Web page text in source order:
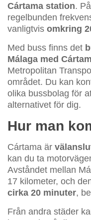
Cártama station.
regelbunden
vanligtvis omkring
Med buss finns det
Málaga med
Metropolitan
området. Du kan
olika bussbolag för
alternativet för dig.
Hur man
Cártama är
kan du ta
Avståndet mellan
17 kilometer, och
cirka 20 minuter,
Från andra städer